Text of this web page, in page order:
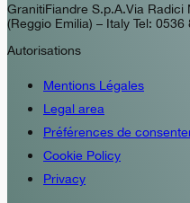
GranitiFiandre S.p.A. Via
(Reggio Emilia) – Italy Tel: 0536
Autorisations
Mentions Légales
Legal area
Préférences de
Cookie Policy
Privacy